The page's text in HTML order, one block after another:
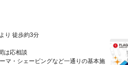
り 徒歩約3分
は応相談
マ・シェービングなど一通りの基本施